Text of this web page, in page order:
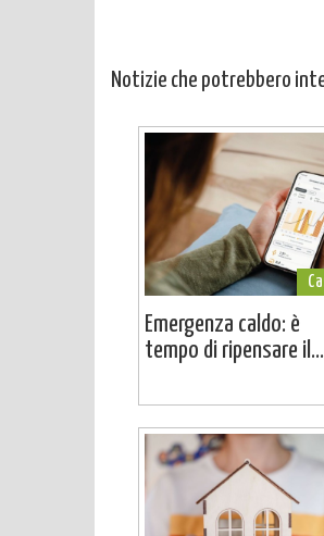
Notizie che potrebbero
Emergenza caldo: è
tempo di ripensare il...